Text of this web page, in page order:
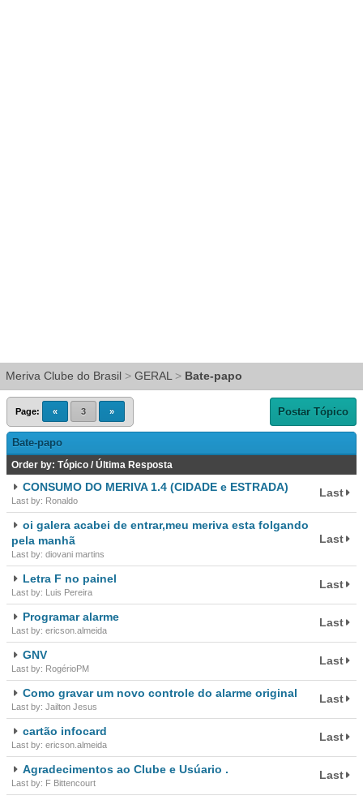
Meriva Clube do Brasil > GERAL > Bate-papo
Page: « 3 » Postar Tópico
Bate-papo
Order by: Tópico / Última Resposta
CONSUMO DO MERIVA 1.4 (CIDADE e ESTRADA)
Last by: Ronaldo
Last
oi galera acabei de entrar,meu meriva esta folgando
pela manhã
Last by: diovani martins
Last
Letra F no painel
Last by: Luis Pereira
Last
Programar alarme
Last by: ericson.almeida
Last
GNV
Last by: RogérioPM
Last
Como gravar um novo controle do alarme original
Last by: Jailton Jesus
Last
cartão infocard
Last by: ericson.almeida
Last
Agradecimentos ao Clube e Usúario .
Last by: F Bittencourt
Last